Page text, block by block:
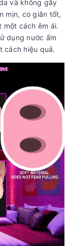
và không gây
mịn, co giãn tốt,
một cách êm ái.
dụng nước ấm
cách hiệu quả.